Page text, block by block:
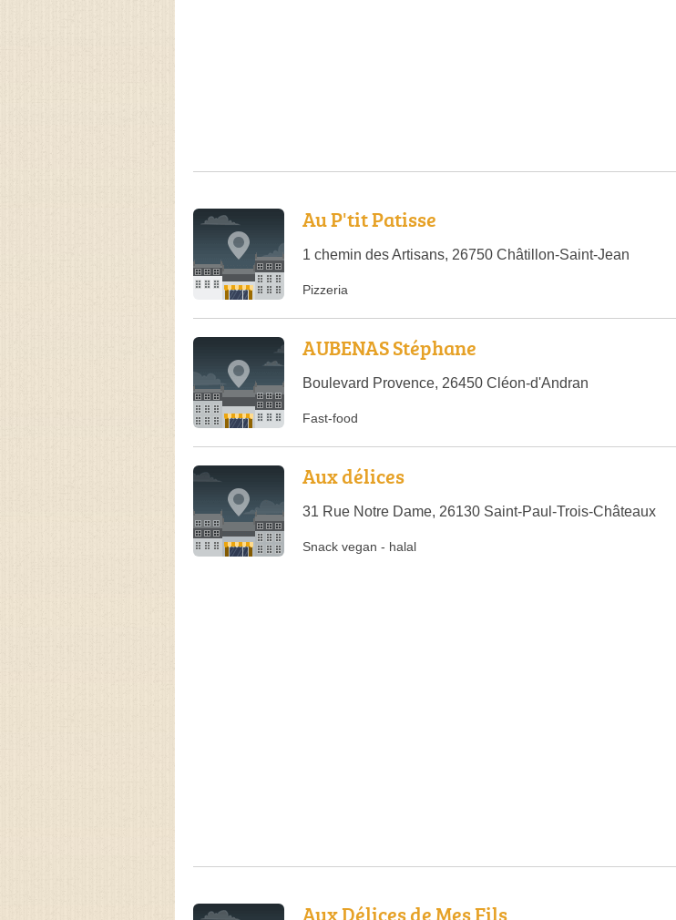
Au P'tit Patisse
1 chemin des Artisans, 26750 Châtillon-Saint-Jean
Pizzeria
AUBENAS Stéphane
Boulevard Provence, 26450 Cléon-d'Andran
Fast-food
Aux délices
31 Rue Notre Dame, 26130 Saint-Paul-Trois-Châteaux
Snack vegan - halal
Aux Délices de Mes Fils